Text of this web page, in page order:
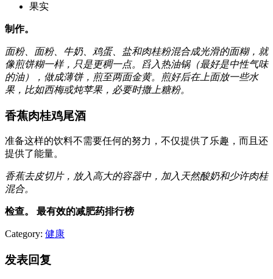
果实
制作。
面粉、面粉、牛奶、鸡蛋、盐和肉桂粉混合成光滑的面糊，就
像煎饼糊一样，只是更稠一点。舀入热油锅（最好是中性气味
的油），做成薄饼，煎至两面金黄。煎好后在上面放一些水
果，比如西梅或炖苹果，必要时撒上糖粉。
香蕉肉桂鸡尾酒
准备这样的饮料不需要任何的努力，不仅提供了乐趣，而且还
提供了能量。
香蕉去皮切片，放入高大的容器中，加入天然酸奶和少许肉桂
混合。
检查。 最有效的减肥药排行榜
Category: 健康
发表回复